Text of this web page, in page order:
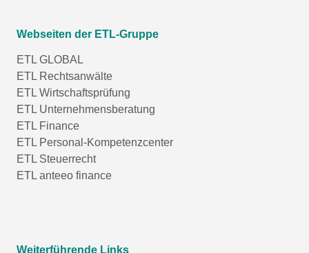
Webseiten der ETL-Gruppe
ETL GLOBAL
ETL Rechtsanwälte
ETL Wirtschaftsprüfung
ETL Unternehmensberatung
ETL Finance
ETL Personal-Kompetenzcenter
ETL Steuerrecht
ETL anteeo finance
Weiterführende Links